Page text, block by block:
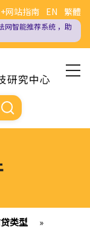
EN 繁體
+网站指南
网智能推荐系统 ，助
类型
»